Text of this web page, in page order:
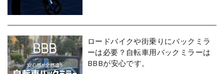
ロードバイクや街乗りにバックミラ
ーは必要？自転車用バックミラーは
BBBが安心です。